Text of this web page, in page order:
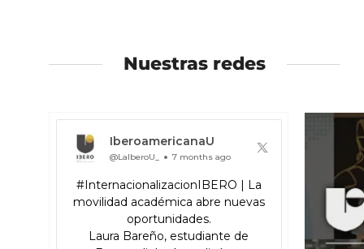
izquierdaderecha
Nuestras redes